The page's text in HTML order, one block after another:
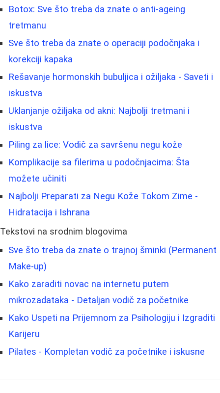
Botox: Sve što treba da znate o anti-ageing
tretmanu
Sve što treba da znate o operaciji podočnjaka i
korekciji kapaka
Rešavanje hormonskih bubuljica i ožiljaka - Saveti i
iskustva
Uklanjanje ožiljaka od akni: Najbolji tretmani i
iskustva
Piling za lice: Vodič za savršenu negu kože
Komplikacije sa filerima u podočnjacima: Šta
možete učiniti
Najbolji Preparati za Negu Kože Tokom Zime -
Hidratacija i Ishrana
Tekstovi na srodnim blogovima
Sve što treba da znate o trajnoj šminki (Permanent
Make-up)
Kako zaraditi novac na internetu putem
mikrozadataka - Detaljan vodič za početnike
Kako Uspeti na Prijemnom za Psihologiju i Izgraditi
Karijeru
Pilates - Kompletan vodič za početnike i iskusne